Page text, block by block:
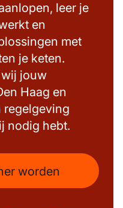
leer je
en
met
je keten.
jouw
Haag en
regelgeving
nodig hebt.
worden